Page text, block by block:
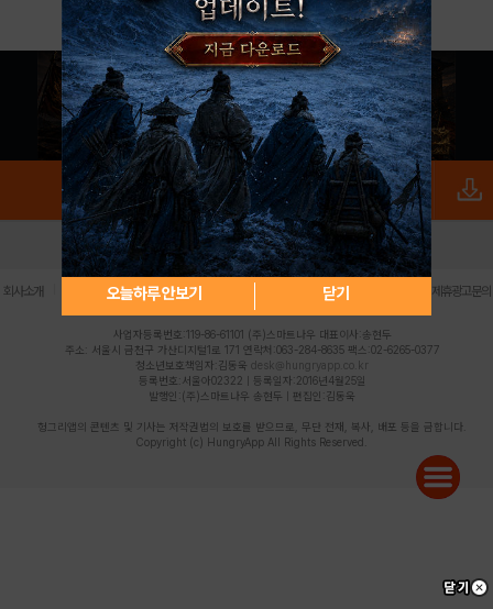
오늘하루 안보기 닫기
로그인 PC버전 전체앱
회사소개 | 개인정보 처리방침 불법촬영물 신고센터 제휴광고문의
사업자등록번호:119-86-61101 (주)스마트나우 대표이사:송현두
주소: 서울시 금천구 가산디지털1로 171 연락처:063-284-8635 팩스:02-6265-0377
청소년보호책임자:김동욱 desk@hungryapp.co.kr
등록번호:서울아02322 | 등록일자:2016년4월25일
발행인:(주)스마트나우 송현두 | 편집인:김동욱
헝그리앱의 콘텐츠 및 기사는 저작권법의 보호를 받으므로, 무단 전재, 복사, 배포 등을 금합니다.
Copyright (c) HungryApp All Rights Reserved.